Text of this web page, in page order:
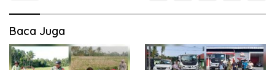
Baca Juga